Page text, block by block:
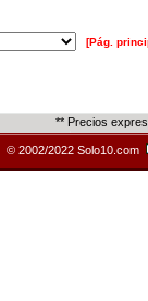
[Pág.
** Precios
© 2002/2022 Solo10.com